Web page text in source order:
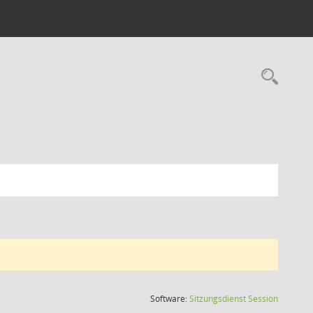
Software:SitzungsdienstSession(Wird in